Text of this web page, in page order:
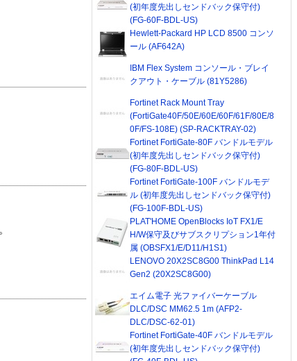
(初年度先出しセンドバック保守付)
(FG-60F-BDL-US)
Hewlett-Packard HP LCD 8500 コンソ
ール (AF642A)
IBM Flex System コンソール・ブレイ
クアウト・ケーブル (81Y5286)
Fortinet Rack Mount Tray
(FortiGate40F/50E/60E/60F/61F/80E/8
0F/FS-108E) (SP-RACKTRAY-02)
Fortinet FortiGate-80F バンドルモデル
(初年度先出しセンドバック保守付)
(FG-80F-BDL-US)
Fortinet FortiGate-100F バンドルモデ
ル (初年度先出しセンドバック保守付)
(FG-100F-BDL-US)
PLAT'HOME OpenBlocks IoT FX1/E
H/W保守及びサブスクリプション1年付
属 (OBSFX1/E/D11/H1S1)
LENOVO 20X2SC8G00 ThinkPad L14
Gen2 (20X2SC8G00)
エイム電子 光ファイバーケーブル
DLC/DSC MM62.5 1m (AFP2-
DLC/DSC-62-01)
Fortinet FortiGate-40F バンドルモデル
(初年度先出しセンドバック保守付)